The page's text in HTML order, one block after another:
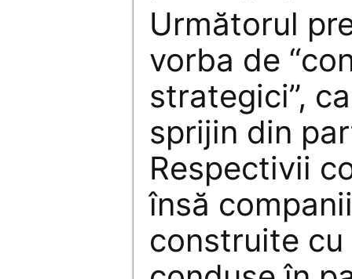
Următorul
vorba de
strategici”,
sprijin din
Respectivii
însă
construite